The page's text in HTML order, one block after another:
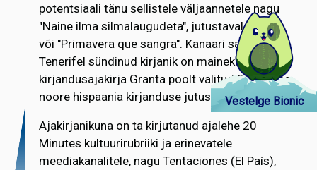
potentsiaali tänu sellistele väljaannetele nagu
"Naine ilma silmalaugudeta", jutustavale luule
või "Primavera que sangra". Kanaari saartel
Tenerifel sündinud kirjanik on maineka
kirjandusajakirja Granta poolt valitud 25 parima
noore hispaania kirjanduse jutustaja hulka.
Ajakirjanikuna on ta kirjutanud ajalehe 20
Minutes kultuurirubriiki ja erinevatele
meediakanalitele, nagu Tentaciones (El País),
Vestelge Bionic